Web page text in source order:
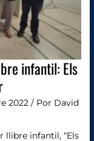
infantil: Els
2022 / Por David
llibre infantil, “Els